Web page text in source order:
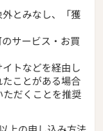
とみなし、「獲
サービス・お買
トなどを経由し
ことがある場合
ただくことを推奨